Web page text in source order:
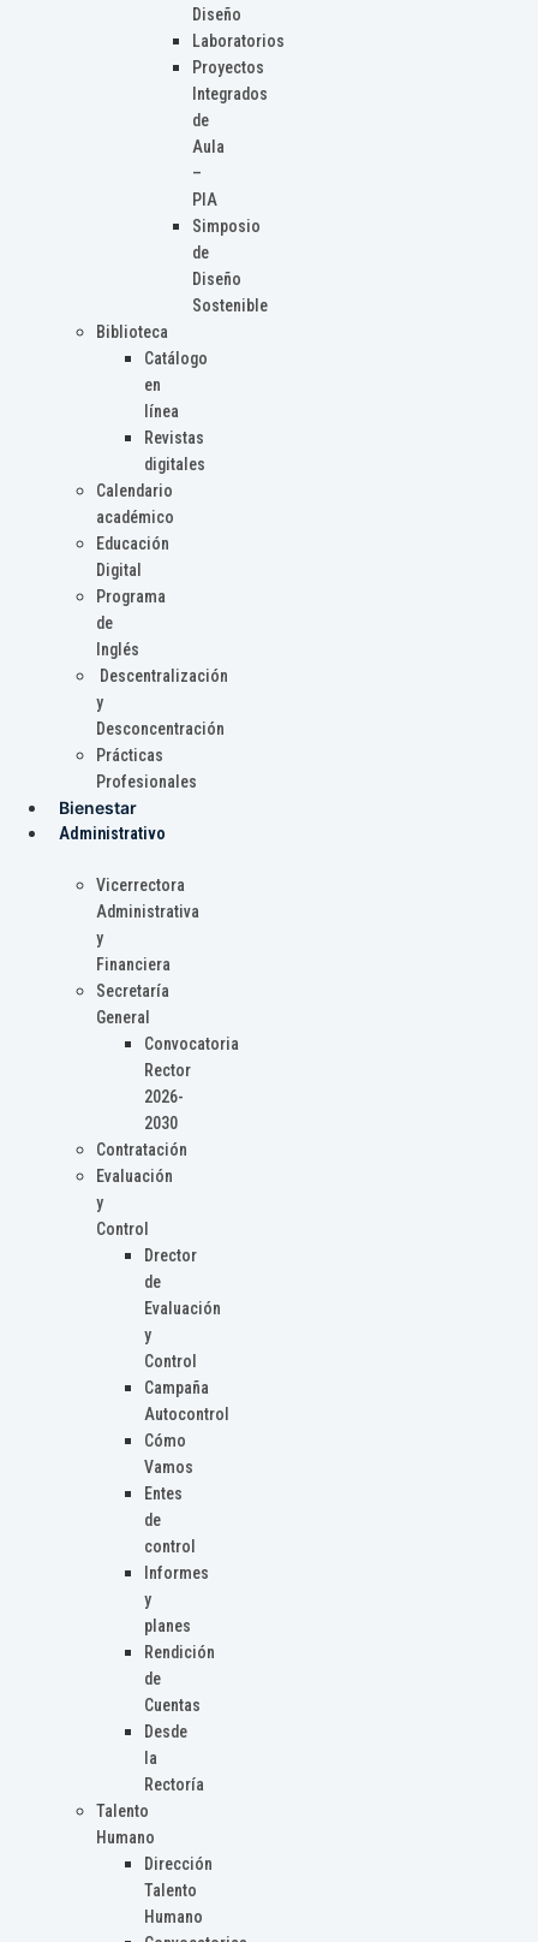
Diseño
Laboratorios
Proyectos
Integrados
de
Aula
–
PIA
Simposio
de
Diseño
Sostenible
Biblioteca
Catálogo
en
línea
Revistas
digitales
Calendario
académico
Educación
Digital
Programa
de
Inglés
Descentralización
y
Desconcentración
Prácticas
Profesionales
Bienestar
Administrativo
Vicerrectora
Administrativa
y
Financiera
Secretaría
General
Convocatoria
Rector
2026-
2030
Contratación
Evaluación
y
Control
Drector
de
Evaluación
y
Control
Campaña
Autocontrol
Cómo
Vamos
Entes
de
control
Informes
y
planes
Rendición
de
Cuentas
Desde
la
Rectoría
Talento
Humano
Dirección
Talento
Humano